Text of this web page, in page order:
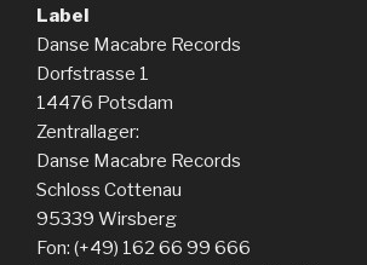
Label
Danse Macabre Records
Dorfstrasse 1
14476 Potsdam
Zentrallager:
Danse Macabre Records
Schloss Cottenau
95339 Wirsberg
Fon: (+49) 162 66 99 666